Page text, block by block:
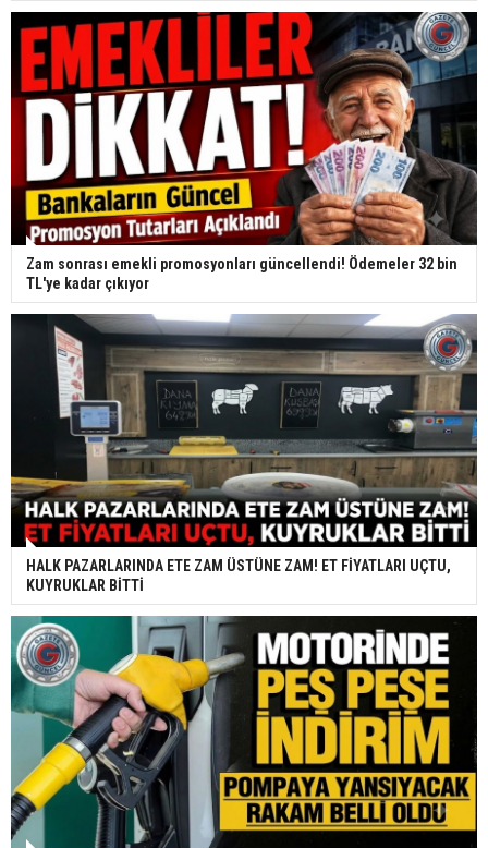
Zam sonrası emekli promosyonları güncellendi! Ödemeler 32 bin
TL'ye kadar çıkıyor
HALK PAZARLARINDA ETE ZAM ÜSTÜNE ZAM! ET FİYATLARI UÇTU,
KUYRUKLAR BİTTİ